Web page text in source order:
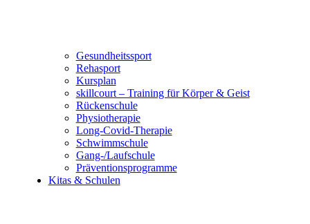
Gesundheitssport
Rehasport
Kursplan
skillcourt – Training für Körper & Geist
Rückenschule
Physiotherapie
Long-Covid-Therapie
Schwimmschule
Gang-/Laufschule
Präventionsprogramme
Kitas & Schulen